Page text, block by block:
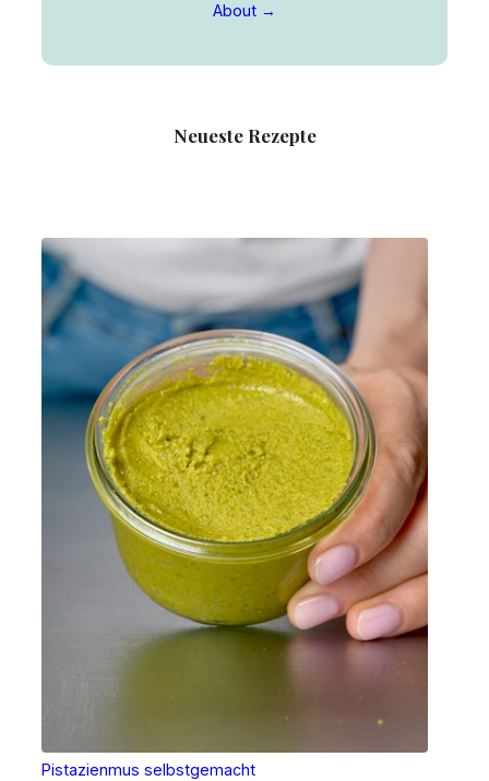
About →
Neueste Rezepte
Pistazienmus selbstgemacht